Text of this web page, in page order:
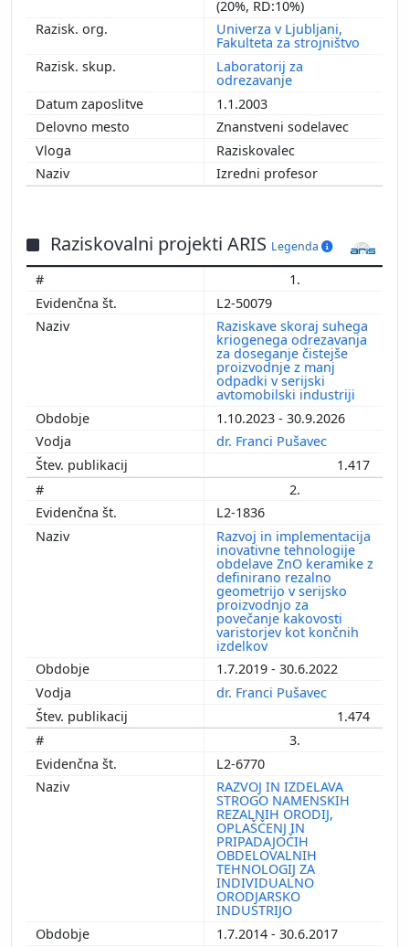
(20%, RD:10%)
Univerza v Ljubljani,
Fakulteta za strojništvo
Laboratorij za
odrezavanje
1.1.2003
Znanstveni sodelavec
Raziskovalec
Izredni profesor
Raziskovalni projekti ARIS Legenda
1.
L2-50079
Raziskave skoraj suhega
kriogenega odrezavanja
za doseganje čistejše
proizvodnje z manj
odpadki v serijski
avtomobilski industriji
1.10.2023 - 30.9.2026
dr. Franci Pušavec
1.417
2.
L2-1836
Razvoj in implementacija
inovativne tehnologije
obdelave ZnO keramike z
definirano rezalno
geometrijo v serijsko
proizvodnjo za
povečanje kakovosti
varistorjev kot končnih
izdelkov
1.7.2019 - 30.6.2022
dr. Franci Pušavec
1.474
3.
L2-6770
RAZVOJ IN IZDELAVA
STROGO NAMENSKIH
REZALNIH ORODIJ,
OPLAŠČENJ IN
PRIPADAJOČIH
OBDELOVALNIH
TEHNOLOGIJ ZA
INDIVIDUALNO
ORODJARSKO
INDUSTRIJO
1.7.2014 - 30.6.2017